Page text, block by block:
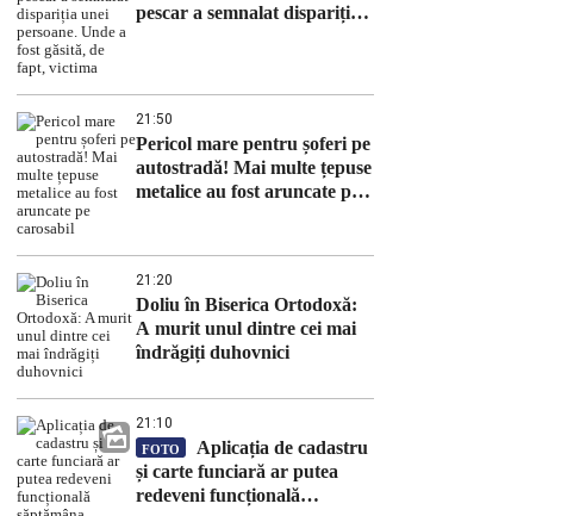
pescar a semnalat dispariția
21:50
Pericol mare pentru șoferi pe
autostradă! Mai multe țepuse
metalice au fost aruncate pe
21:20
Doliu în Biserica Ortodoxă:
A murit unul dintre cei mai
îndrăgiți duhovnici
21:10
FOTO
Aplicația de cadastru
și carte funciară ar putea
redeveni funcțională